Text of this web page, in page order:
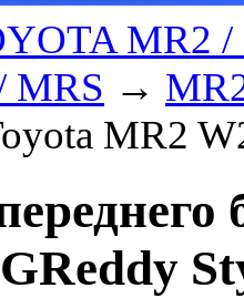
MR2 /
MRS →
MR2